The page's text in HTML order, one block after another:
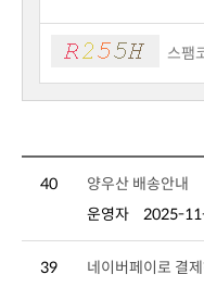
40
양우산 배송안내
운영자
2025-
39
네이버페이로 결